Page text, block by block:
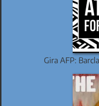
Gira AFP: